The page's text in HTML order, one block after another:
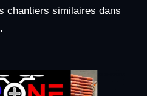
chantiers similaires dans